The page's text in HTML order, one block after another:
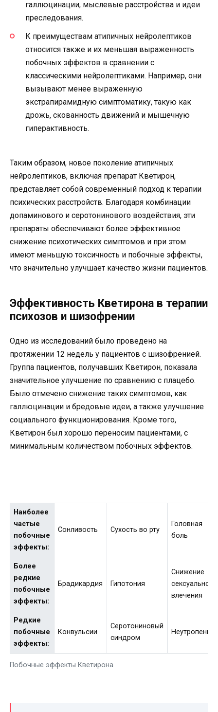
галлюцинации, мыслевые расстройства и идеи
преследования.
К преимуществам атипичных нейролептиков
относится также и их меньшая выраженность
побочных эффектов в сравнении с
классическими нейролептиками. Например, они
вызывают менее выраженную
экстрапирамидную симптоматику, такую как
дрожь, скованность движений и мышечную
гиперактивность.
Таким образом, новое поколение атипичных
нейролептиков, включая препарат Кветирон,
представляет собой современный подход к терапии
психических расстройств. Благодаря комбинации
допаминового и серотонинового воздействия, эти
препараты обеспечивают более эффективное
снижение психотических симптомов и при этом
имеют меньшую токсичность и побочные эффекты,
что значительно улучшает качество жизни пациентов.
Эффективность Кветирона в терапии
психозов и шизофрении
Одно из исследований было проведено на
протяжении 12 недель у пациентов с шизофренией.
Группа пациентов, получавших Кветирон, показала
значительное улучшение по сравнению с плацебо.
Было отмечено снижение таких симптомов, как
галлюцинации и бредовые идеи, а также улучшение
социального функционирования. Кроме того,
Кветирон был хорошо переносим пациентами, с
минимальным количеством побочных эффектов.
Побочные эффекты Кветирона
Наиболее
частые
побочные
эффекты:
Сонливость Сухость во рту
Головная
боль
Более
редкие
побочные
эффекты:
Брадикардия Гипотония
Снижение
сексуального
влечения
Редкие
побочные
эффекты:
Конвульсии
Серотониновый
синдром
Неутропения